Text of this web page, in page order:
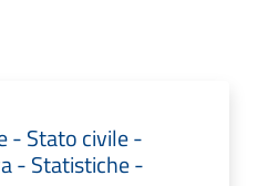
- Stato civile -
- Statistiche -